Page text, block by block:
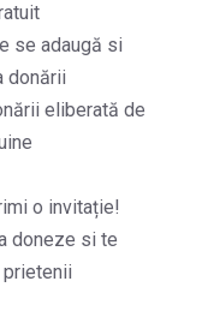
se adaugă si
donării
eliberată de
o invitație!
doneze si te